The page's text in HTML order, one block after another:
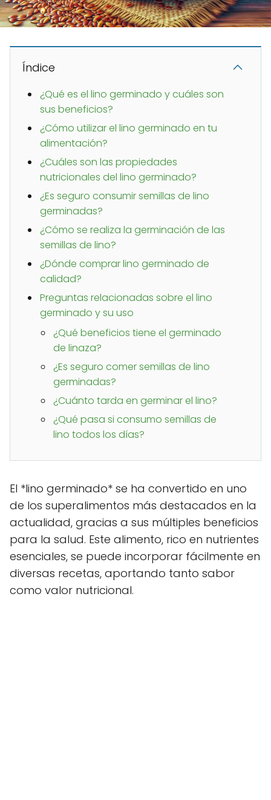
Índice
¿Qué es el lino germinado y cuáles son
sus beneficios?
¿Cómo utilizar el lino germinado en tu
alimentación?
¿Cuáles son las propiedades
nutricionales del lino germinado?
¿Es seguro consumir semillas de lino
germinadas?
¿Cómo se realiza la germinación de las
semillas de lino?
¿Dónde comprar lino germinado de
calidad?
Preguntas relacionadas sobre el lino
germinado y su uso
¿Qué beneficios tiene el germinado
de linaza?
¿Es seguro comer semillas de lino
germinadas?
¿Cuánto tarda en germinar el lino?
¿Qué pasa si consumo semillas de
lino todos los días?
El *lino germinado* se ha convertido en uno
de los superalimentos más destacados en la
actualidad, gracias a sus múltiples beneficios
para la salud. Este alimento, rico en nutrientes
esenciales, se puede incorporar fácilmente en
diversas recetas, aportando tanto sabor
como valor nutricional.